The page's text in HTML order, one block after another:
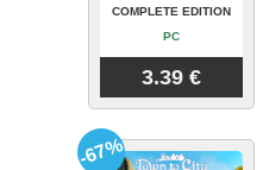
COMPLETE EDITION
PC
3.39 €
-67%